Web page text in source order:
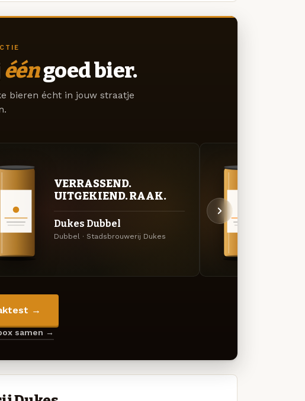
ééngoed bier.
bieren écht in jouw straatje
VERRASSEND.
UITGEKIEND. RAAK.
Dukes Dubbel
Dubbel · Stadsbrouwerij Dukes
→
samen →